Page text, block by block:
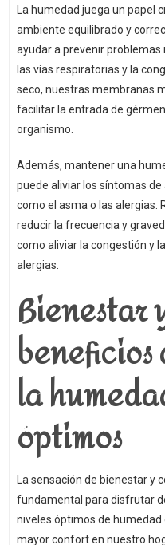
La humedad juega un papel
ambiente equilibrado y
ayudar a prevenir
las vías respiratorias y la
seco, nuestras membranas
facilitar la entrada de
organismo.
Además, mantener una
puede aliviar los síntomas
como el asma o las alergias.
reducir la frecuencia y
como aliviar la congestión y
alergias.
Bienestar
la
óptimos
La sensación de bienestar y
fundamental para disfrutar
niveles óptimos de
mayor confort en nuestro